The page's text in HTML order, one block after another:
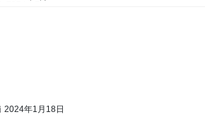
2024年1月18日